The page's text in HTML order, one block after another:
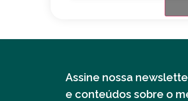
Assine nossa
e conteúdos sobre o